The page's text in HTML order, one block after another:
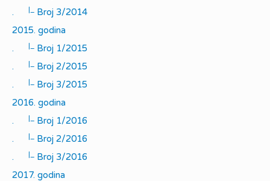
.
|_
Broj 3/2014
2015. godina
.
|_
Broj 1/2015
.
|_
Broj 2/2015
.
|_
Broj 3/2015
2016. godina
.
|_
Broj 1/2016
.
|_
Broj 2/2016
.
|_
Broj 3/2016
2017. godina